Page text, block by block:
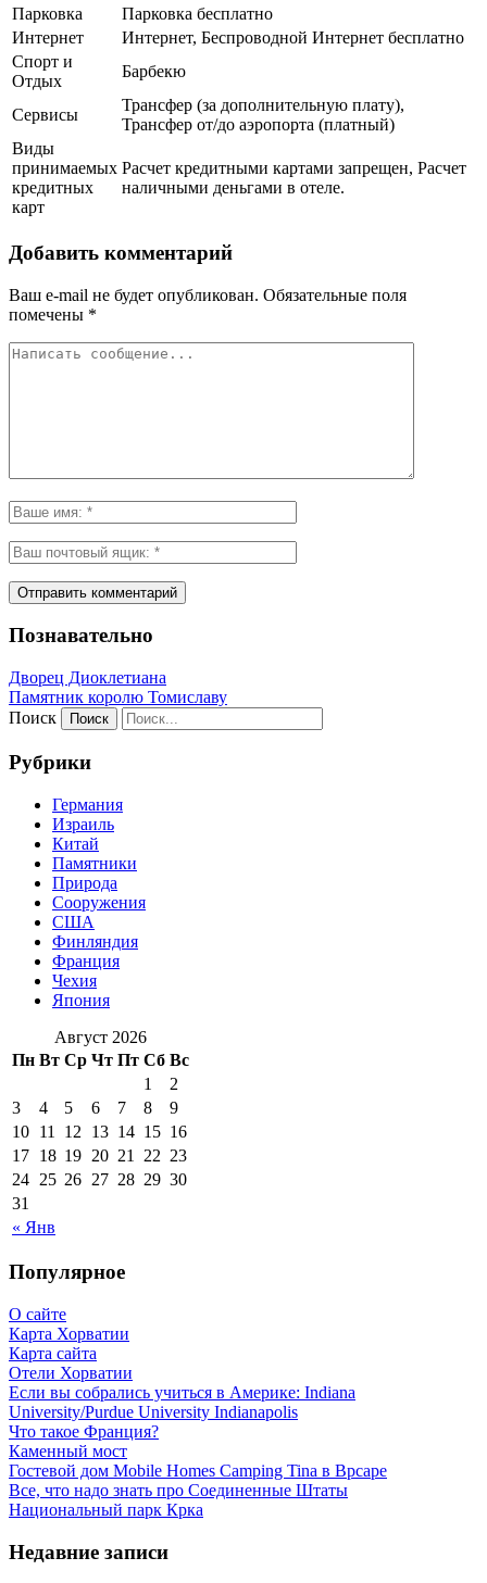
Парковка
Парковка бесплатно
Интернет
Интернет, Беспроводной Интернет бесплатно
Спорт и
Отдых
Барбекю
Сервисы
Трансфер (за дополнительную плату),
Трансфер от/до аэропорта (платный)
Виды
принимаемых
кредитных
карт
Расчет кредитными картами запрещен, Расчет
наличными деньгами в отеле.
Добавить комментарий
Ваш e-mail не будет опубликован. Обязательные поля
помечены *
Познавательно
Дворец Диоклетиана
Памятник королю Томиславу
Поиск
Рубрики
Германия
Израиль
Китай
Памятники
Природа
Сооружения
США
Финляндия
Франция
Чехия
Япония
Август 2026
Пн Вт Ср Чт Пт Сб Вс
« Янв
1
2
3
4 5 6 7 8
9
10 11 12 13 14 15 16
17 18 19 20 21 22 23
24 25 26 27 28 29 30
31
Популярное
О сайте
Карта Хорватии
Карта сайта
Отели Хорватии
Если вы собрались учиться в Америке: Indiana
University/Purdue University Indianapolis
Что такое Франция?
Каменный мост
Гостевой дом Mobile Homes Camping Tina в Врсаре
Все, что надо знать про Соединенные Штаты
Национальный парк Крка
Недавние записи